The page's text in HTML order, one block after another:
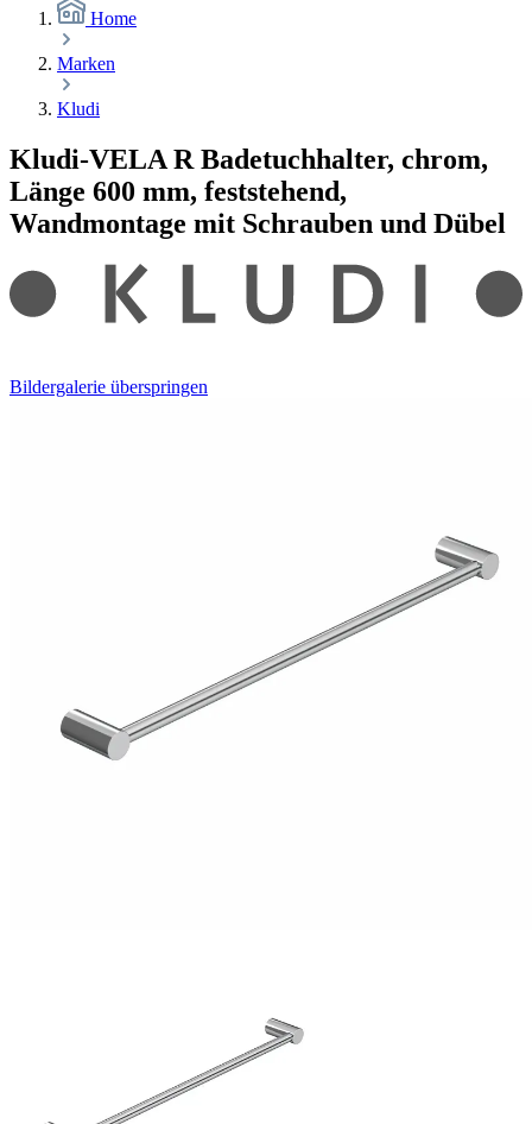
Home
Marken
Kludi
Kludi-VELA R Badetuchhalter, chrom,
Länge 600 mm, feststehend,
Wandmontage mit Schrauben und Dübel
Bildergalerie überspringen